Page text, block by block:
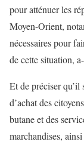
pour atténuer les
Moyen-Orient,
nécessaires pour
de cette situation,
Et de préciser
d’achat des
butane et des
marchandises,